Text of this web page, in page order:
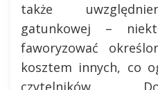
także
gatunkowej –
faworyzować
kosztem innych, co
czytelników.